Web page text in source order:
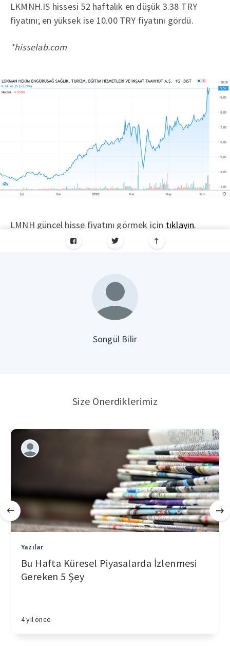
LKMNH.IS hissesi 52 haftalık en düşük 3.38 TRY
fiyatını; en yüksek ise 10.00 TRY fiyatını gördü.
*hisselab.com
LMNH güncel hisse fiyatını görmek için tıklayın.
Songül Bilir
Size Önerdiklerimiz
Yazılar
Bu Hafta Küresel Piyasalarda İzlenmesi
Gereken 5 Şey
4 yıl önce